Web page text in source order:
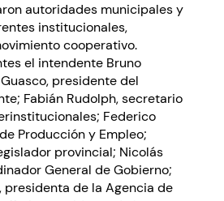
autoridades municipales y
institucionales,
cooperativo.
el intendente Bruno
presidente del
Fabián Rudolph, secretario
Federico
Producción y Empleo;
provincial; Nicolás
General de Gobierno;
presidenta de la Agencia de